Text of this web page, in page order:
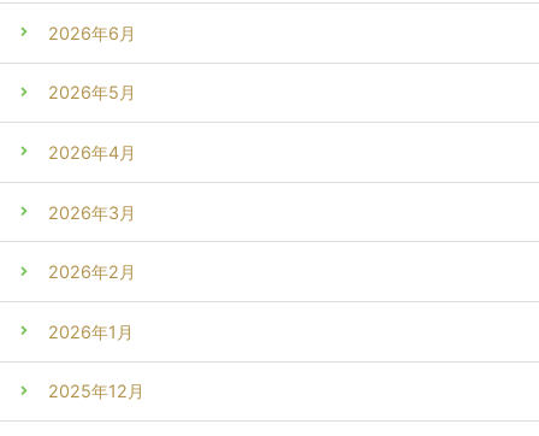
2026年6月
2026年5月
2026年4月
2026年3月
2026年2月
2026年1月
2025年12月